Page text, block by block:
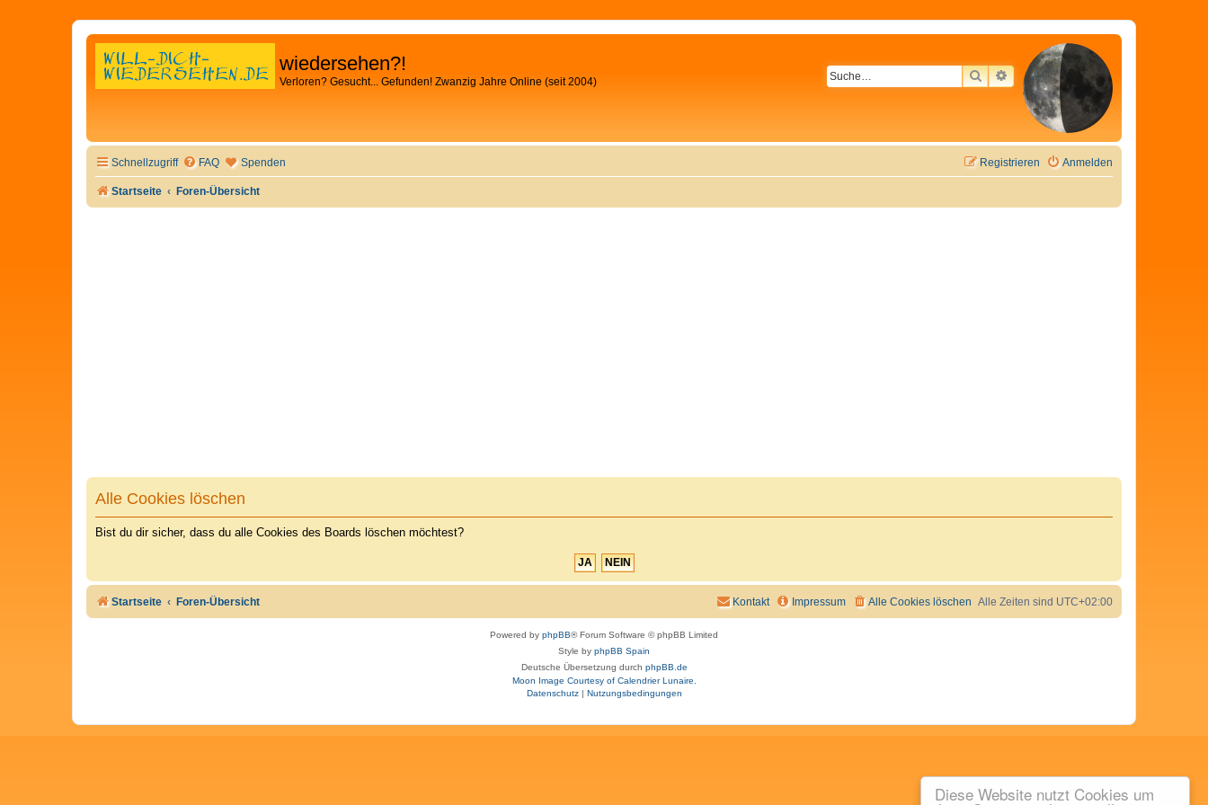
Diese Website nutzt Cookies um
wiedersehen?!
Verloren? Gesucht... Gefunden! Zwanzig Jahre Online (seit 2004) SUCHEERWEITERTE SUCHE
Schnellzugriff FAQ Spenden Anmelden
Registrieren
Startseite Foren-Übersicht
Alle Cookies löschen
Bist du dir sicher, dass du alle Cookies des Boards löschen möchtest?
Startseite Foren-Übersicht Alle Zeiten sind UTC+02:00
Alle Cookies löschen
Impressum
Kontakt
Powered by phpBB® Forum Software © phpBB Limited
Style by phpBB Spain
Deutsche Übersetzung durch phpBB.de
Moon Image Courtesy of Calendrier Lunaire.
Datenschutz| Nutzungsbedingungen